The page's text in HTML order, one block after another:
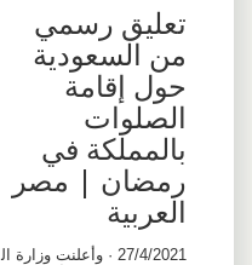
تعليق رسمي
من السعودية
حول إقامة
الصلوات
بالمملكة في
رمضان | مصر
العربية
27/4/2021 · وأعلنت وزارة ال